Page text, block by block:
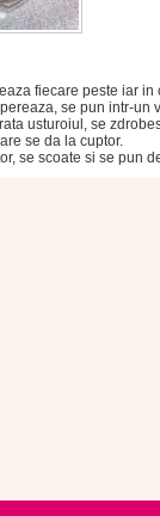
fiecare peste iar in
se pun intr-un
usturoiul, se
se da la cuptor.
se scoate si se pun